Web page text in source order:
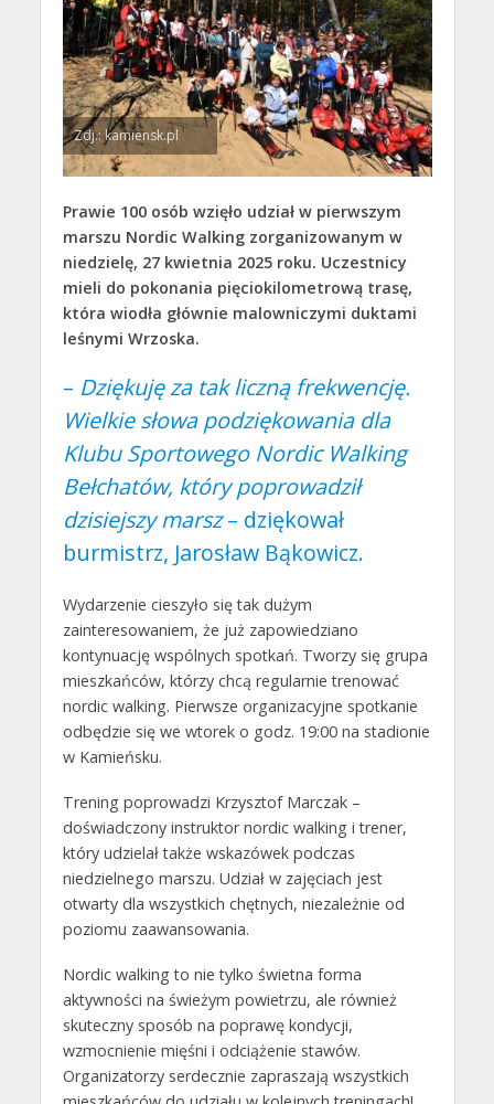
Zdj.: kamiensk.pl
Prawie 100 osób wzięło udział w pierwszym
marszu Nordic Walking zorganizowanym w
niedzielę, 27 kwietnia 2025 roku. Uczestnicy
mieli do pokonania pięciokilometrową trasę,
która wiodła głównie malowniczymi duktami
leśnymi Wrzoska.
– Dziękuję za tak liczną frekwencję.
Wielkie słowa podziękowania dla
Klubu Sportowego Nordic Walking
Bełchatów, który poprowadził
dzisiejszy marsz– dziękował
burmistrz, Jarosław Bąkowicz.
Wydarzenie cieszyło się tak dużym
zainteresowaniem, że już zapowiedziano
kontynuację wspólnych spotkań. Tworzy się grupa
mieszkańców, którzy chcą regularnie trenować
nordic walking. Pierwsze organizacyjne spotkanie
odbędzie się we wtorek o godz. 19:00 na stadionie
w Kamieńsku.
Trening poprowadzi Krzysztof Marczak –
doświadczony instruktor nordic walking i trener,
który udzielał także wskazówek podczas
niedzielnego marszu. Udział w zajęciach jest
otwarty dla wszystkich chętnych, niezależnie od
poziomu zaawansowania.
Nordic walking to nie tylko świetna forma
aktywności na świeżym powietrzu, ale również
skuteczny sposób na poprawę kondycji,
wzmocnienie mięśni i odciążenie stawów.
Organizatorzy serdecznie zapraszają wszystkich